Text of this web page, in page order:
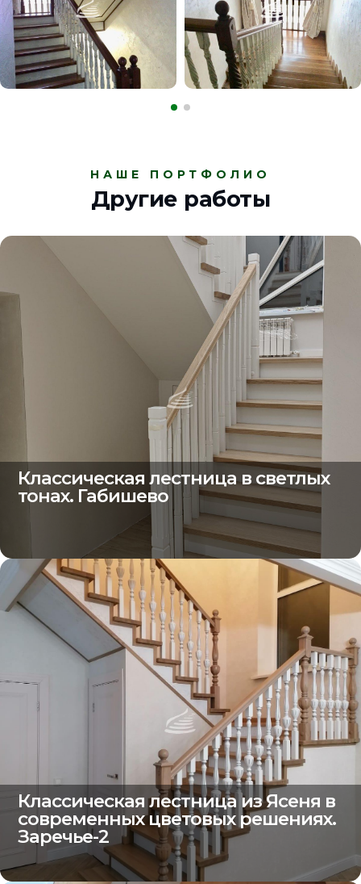
НАШЕ ПОРТФОЛИО
Другие работы
Классическая лестница в светлых
тонах. Габишево
Классическая лестница из Ясеня в
современных цветовых решениях.
Заречье-2